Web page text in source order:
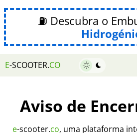
⛽ Descubra o
E-SCOOTER.CO
Aviso de
e-scooter.co, uma plataforma